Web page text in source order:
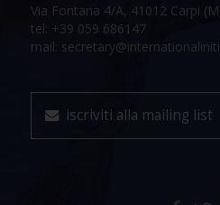
Via Fontana 4/A, 41012 Carpi
tel: +39 059 686147
mail:
iscriviti alla mailing list